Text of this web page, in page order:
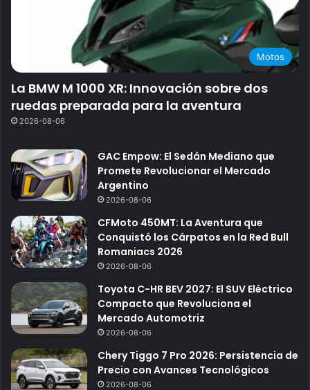
Motos
La BMW M 1000 XR: Innovación sobre dos
ruedas preparada para la aventura
2026-08-06
GAC Empow: El Sedán Mediano que
Promete Revolucionar el Mercado
Argentino
2026-08-06
CFMoto 450MT: La Aventura que
Conquistó los Cárpatos en la Red Bull
Romaniacs 2026
2026-08-06
Toyota C-HR BEV 2027: El SUV Eléctrico
Compacto que Revoluciona el
Mercado Automotriz
2026-08-06
Chery Tiggo 7 Pro 2026: Persistencia de
Precio con Avances Tecnológicos
2026-08-06